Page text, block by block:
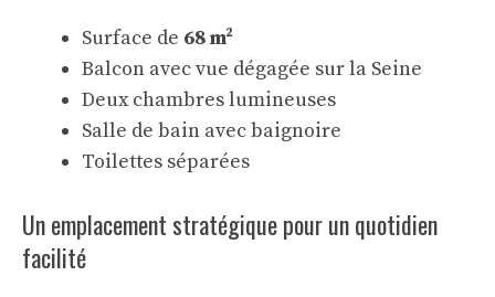
Surface de 68 m²
Balcon avec vue dégagée sur la Seine
Deux chambres lumineuses
Salle de bain avec baignoire
Toilettes séparées
Un emplacement stratégique pour un quotidien
facilité